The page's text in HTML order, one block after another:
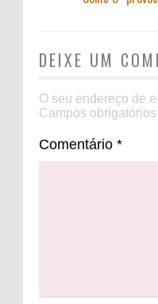
DEIXE UM
O seu endereço de
Campos
Comentário *